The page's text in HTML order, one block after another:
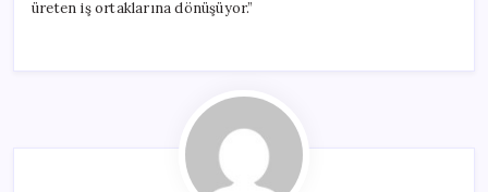
üreten iş ortaklarına dönüşüyor.”